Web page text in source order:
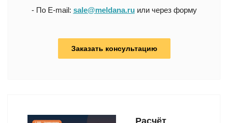
- По E-mail: sale@meldana.ruили через форму
Заказать консультацию
Расчёт